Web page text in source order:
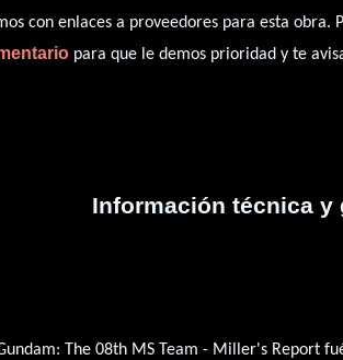
con enlaces a proveedores para esta obra.
para que le demos prioridad y te
Información técnica y
The 08th MS Team - Miller's Report